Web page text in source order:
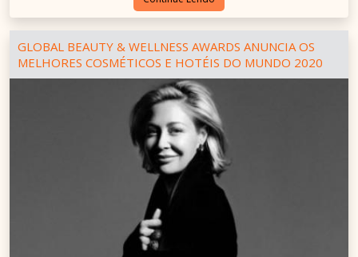
GLOBAL BEAUTY & WELLNESS AWARDS ANUNCIA OS
MELHORES COSMÉTICOS E HOTÉIS DO MUNDO 2020